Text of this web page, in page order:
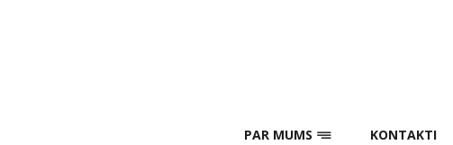
PAR MUMS KONTAKTI